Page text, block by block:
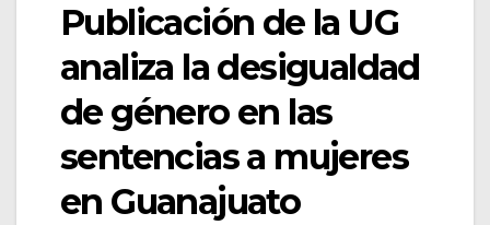
Publicación de la UG
analiza la desigualdad
de género en las
sentencias a mujeres
en Guanajuato